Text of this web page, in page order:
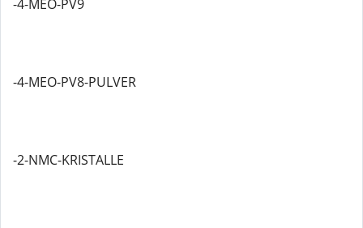
-4-MEO-PV9
-4-MEO-PV8-PULVER
-2-NMC-KRISTALLE